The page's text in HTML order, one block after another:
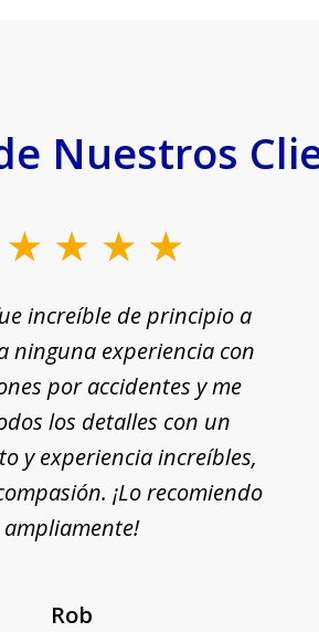
Nuestros
increíble de principio a
ninguna experiencia con
por accidentes y me
los detalles con un
y experiencia increíbles,
¡Lo recomiendo
ampliamente!
Rob